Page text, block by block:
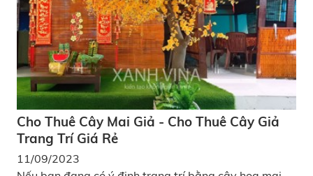
Cho Thuê Cây Mai Giả - Cho Thuê Cây Giả
Trang Trí Giá Rẻ
11/09/2023